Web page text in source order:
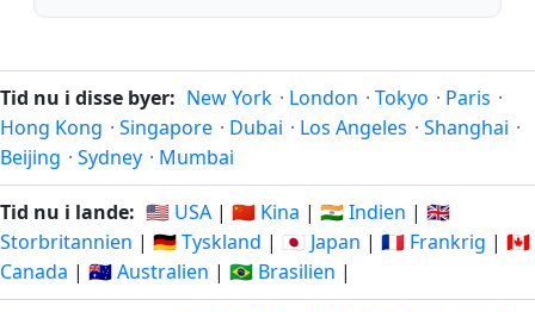
Tid nu i disse byer: New York · London · Tokyo · Paris ·
Hong Kong · Singapore · Dubai · Los Angeles · Shanghai ·
Beijing · Sydney · Mumbai
Tid nu i lande: 🇺🇸 USA | 🇨🇳 Kina | 🇮🇳 Indien | 🇬🇧
Storbritannien | 🇩🇪 Tyskland | 🇯🇵 Japan | 🇫🇷 Frankrig | 🇨🇦
Canada | 🇦🇺 Australien | 🇧🇷 Brasilien |